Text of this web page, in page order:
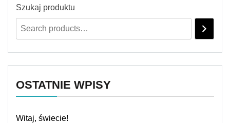
Szukaj produktu
OSTATNIE WPISY
Witaj, świecie!